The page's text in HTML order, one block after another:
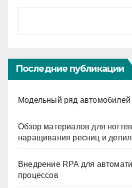
Последние публикации
Модельный ряд
Обзор материалов для
наращивания ресниц и
Внедрение RPA для
процессов